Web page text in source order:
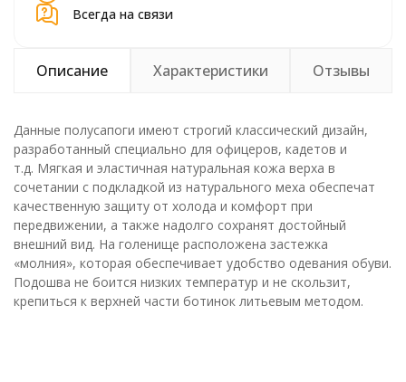
Всегда на связи
Описание Характеристики Отзывы
Данные полусапоги имеют строгий классический дизайн,
разработанный специально для офицеров, кадетов и
т.д. Мягкая и эластичная натуральная кожа верха в
сочетании с подкладкой из натурального меха обеспечат
качественную защиту от холода и комфорт при
передвижении, а также надолго сохранят достойный
внешний вид. На голенище расположена застежка
«молния», которая обеспечивает удобство одевания обуви.
Подошва не боится низких температур и не скользит,
крепиться к верхней части ботинок литьевым методом.